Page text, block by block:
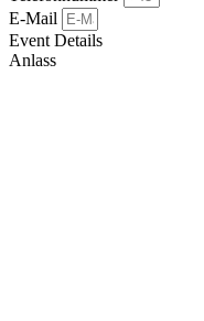
E-Mail
Event Details
Anlass